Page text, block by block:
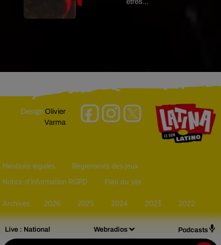
Live : National Webradios Podcasts
DesignOlivier
Varma
Mentions légales Règlements des jeux
Notice d’information RGPD Plan du site
Archives 2026 2025 2024 2023 2022